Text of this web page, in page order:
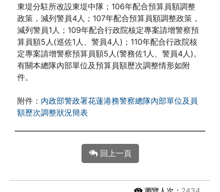
東堤分駐所改設東堤中隊；106年配合預算員額調整
政策，減列警員4人；107年配合預算員額調整政策，
減列警員1人；109年配合行政院核定專案請增警察預
算員額5人(巡佐1人、警員4人)；110年配合行政院核
定專案請增警察預算員額5人(警務佐1人、警員4人)。
有關本總隊內部單位及預算員額歷次調整情形如附
件。
附件： 內政部警政署花蓮港務警察總隊內部單位及員
額歷次調整狀況簡表
回上一頁